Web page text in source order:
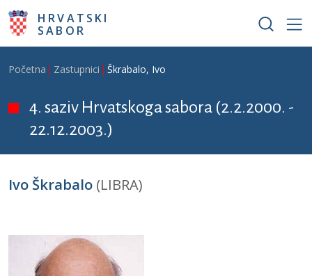
Skoči na glavni sadržaj
HRVATSKI
SABOR
Breadcrumb
Početna Zastupnici Škrabalo, Ivo
4. saziv Hrvatskoga sabora (2.2.2000. -
22.12.2003.)
Ivo Škrabalo (LIBRA)